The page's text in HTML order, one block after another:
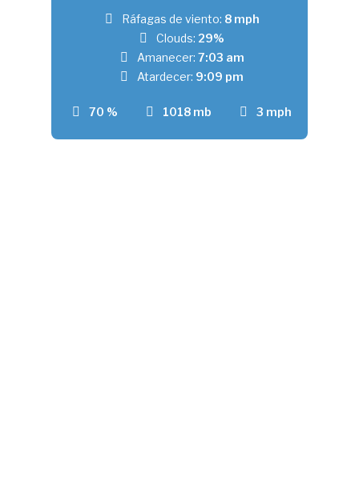
70 % 1018 mb 3 mph
Ráfagas de viento: 8 mph
Clouds: 29%
Amanecer: 7:03 am
Atardecer: 9:09 pm